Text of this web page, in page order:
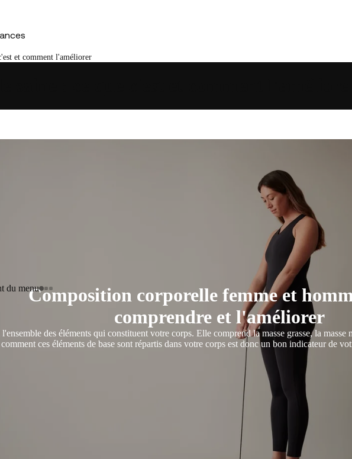
du menu
et comment l'améliorer
Composition corporelle femme et
comprendre et l'améliorer
des éléments qui constituent votre corps. Elle comprend la masse grasse, la
comment ces éléments de base sont répartis dans votre corps est donc un bon indicateur de